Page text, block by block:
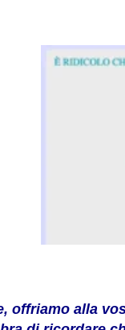
offriamo alla